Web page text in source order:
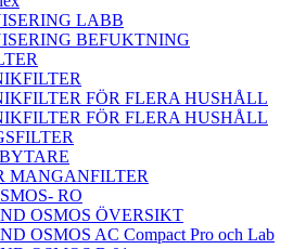
LABB
BEFUKTNING
FÖR FLERA HUSHÅLL
FÖR FLERA HUSHÅLL
MANGANFILTER
RO
OSMOS ÖVERSIKT
OSMOS AC Compact Pro och Lab